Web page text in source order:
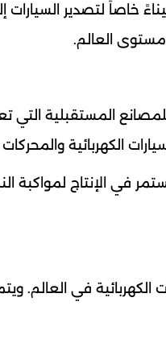
لتصدير السيارات
مستوى العالم.
المستقبلية التي
الكهربائية والمحركات
الإنتاج لمواكبة
في العالم.